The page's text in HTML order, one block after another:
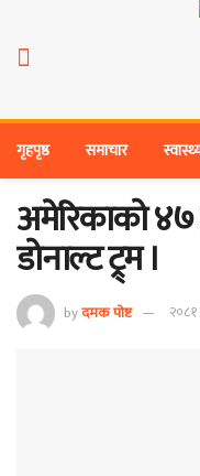
गृहपृष्ठ समाचार
अमेरिकाको ४७
डोनाल्ट ट्र्म ।
byदमक पोष्ट